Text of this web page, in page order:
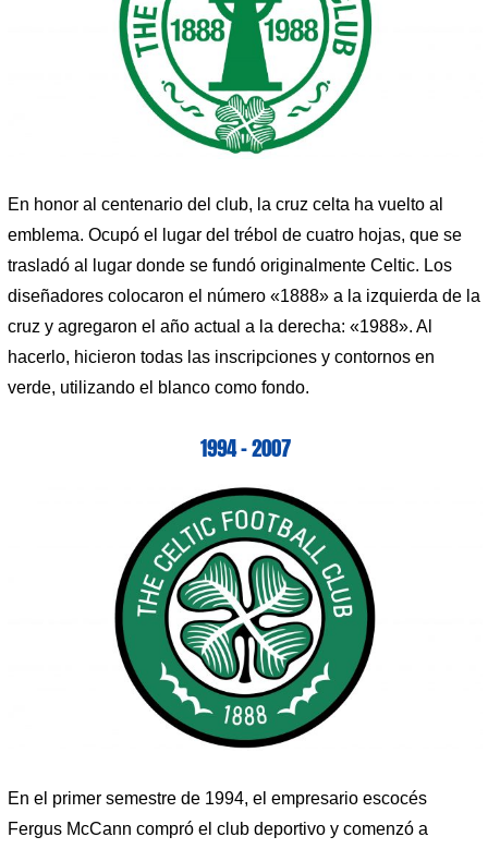
En honor al centenario del club, la cruz celta ha vuelto al
emblema. Ocupó el lugar del trébol de cuatro hojas, que se
trasladó al lugar donde se fundó originalmente Celtic. Los
diseñadores colocaron el número «1888» a la izquierda de la
cruz y agregaron el año actual a la derecha: «1988». Al
hacerlo, hicieron todas las inscripciones y contornos en
verde, utilizando el blanco como fondo.
1994 – 2007
En el primer semestre de 1994, el empresario escocés
Fergus McCann compró el club deportivo y comenzó a